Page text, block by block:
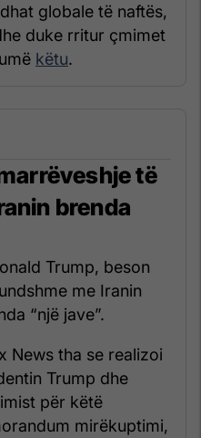
globale të naftës,
duke rritur çmimet
këtu.
të
brenda
Trump, beson
me Iranin
“një jave”.
News tha se realizoi
Trump dhe
për këtë
mirëkuptimi,